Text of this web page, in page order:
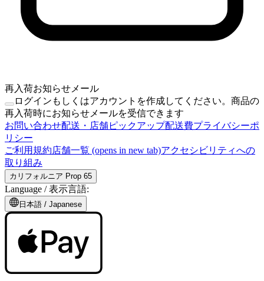
再入荷お知らせメール
ログインもしくはアカウントを作成してください。商品の
再入荷時にお知らせメールを受信できます
お問い合わせ配送・店舗ピックアップ配送費プライバシーポ
リシー
ご利用規約店舗一覧 (opens in new tab)アクセシビリティへの
取り組み
カリフォルニア Prop 65
Language /表示言語:
日本語 / Japanese